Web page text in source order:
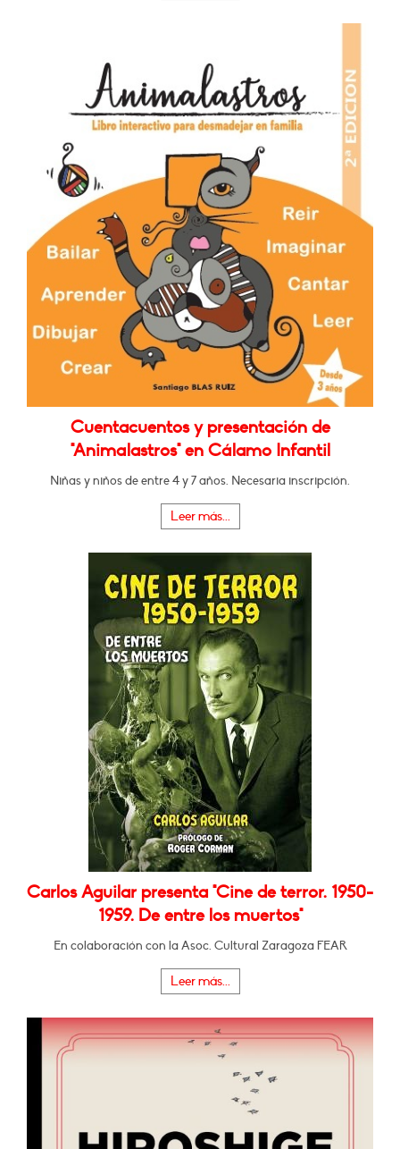
Cuentacuentos y presentación de
"Animalastros" en Cálamo Infantil
Niñas y niños de entre 4 y 7 años. Necesaria inscripción.
Leer más...
Carlos Aguilar presenta "Cine de terror. 1950-
1959. De entre los muertos"
En colaboración con la Asoc. Cultural Zaragoza FEAR
Leer más...